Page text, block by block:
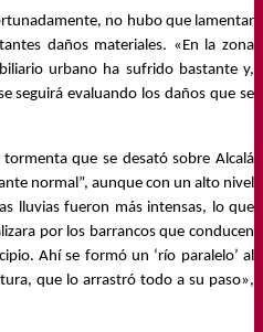
no hubo que lamentar
daños materiales. «En la zona
urbano ha sufrido bastante y,
eseguirá evaluando los daños que se
que se desató sobre Alcalá
normal”, aunque con un alto nivel
lluvias fueron más intensas, lo que
por los barrancos que conducen
Ahí se formó un ‘río paralelo’ al
que lo arrastró todo a su paso»,